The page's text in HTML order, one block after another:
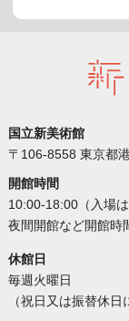
国立新美術館
〒106-8558 東京都
開館時間
10:00-18:00（入場
夜間開館など開館時
休館日
毎週火曜日
（祝日又は振替休